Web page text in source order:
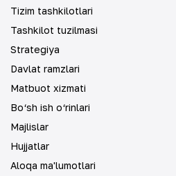
Tizim tashkilotlari
Tashkilot tuzilmasi
Strategiya
Davlat ramzlari
Matbuot xizmati
Bo‘sh ish o‘rinlari
Majlislar
Hujjatlar
Aloqa ma'lumotlari